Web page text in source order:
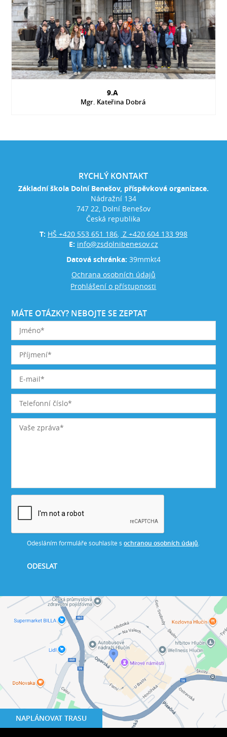
9.A
Mgr. Kateřina Dobrá
NAPLÁNOVAT TRASU
RYCHLÝ KONTAKT
Základní škola Dolní Benešov, příspěvková organizace.
Nádražní 134
747 22, Dolní Benešov
Česká republika
T: HŠ +420 553 651 186, Z +420 604 133 998
E: info@zsdolnibenesov.cz
Datová schránka: 39mmkt4
Ochrana osobních údajů
Prohlášení o přístupnosti
MÁTE OTÁZKY? NEBOJTE SE ZEPTAT
Odesláním formuláře souhlasíte sochranou osobních údajů